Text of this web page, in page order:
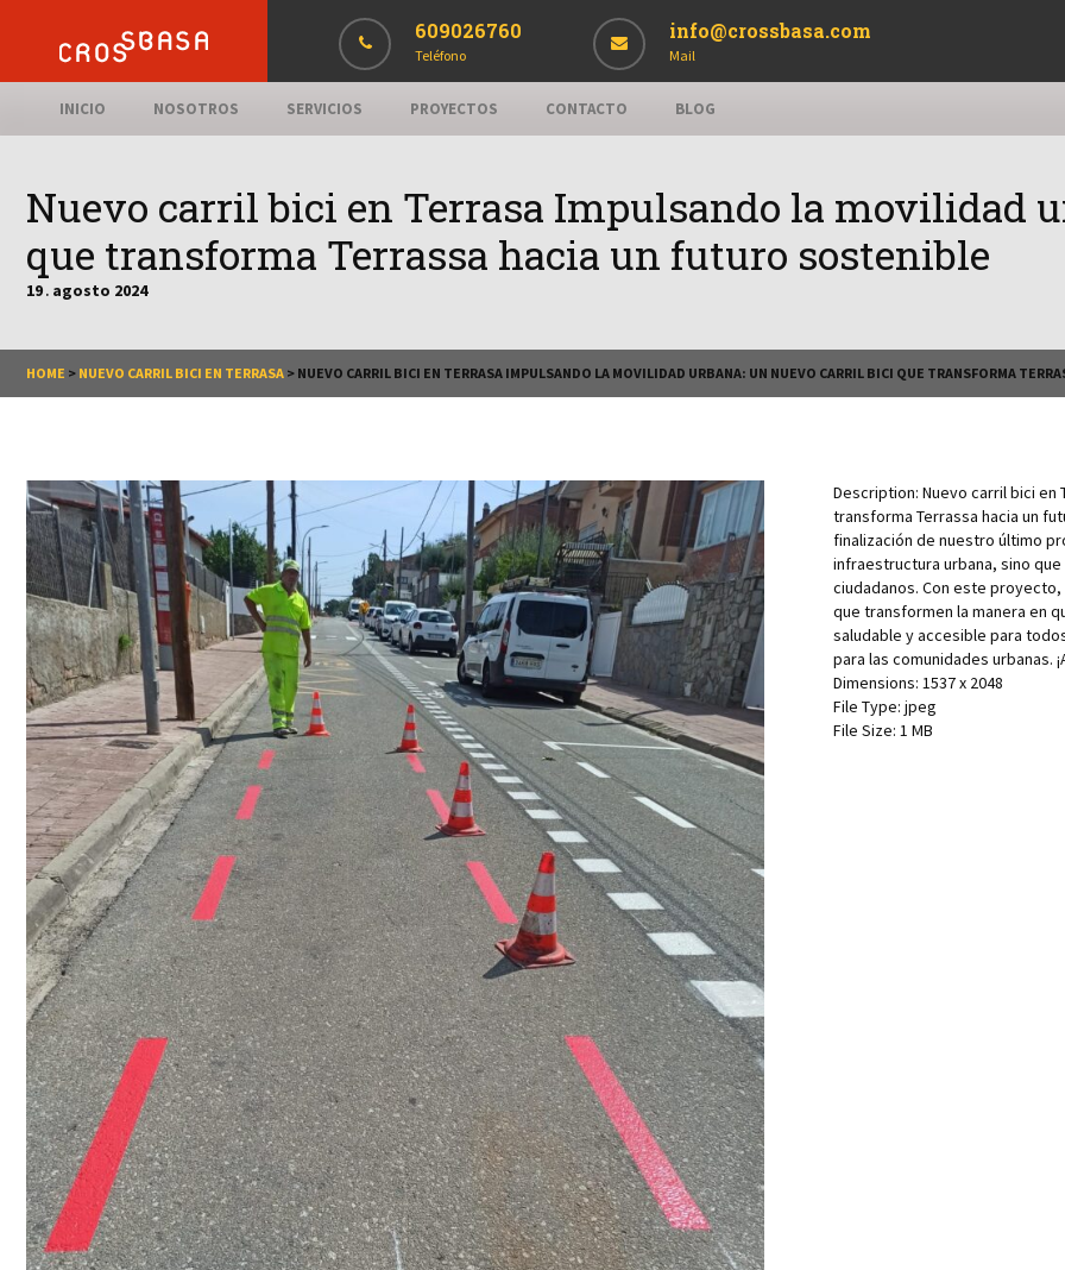
609026760
Teléfono
info@crossbasa.com
Mail
INICIO NOSOTROS SERVICIOS PROYECTOS CONTACTO BLOG
Nuevo carril bici en Terrasa Impulsando la movilidad
que transforma Terrassa hacia un futuro sostenible
19 . agosto 2024
HOME > NUEVO CARRIL BICI EN TERRASA > NUEVO CARRIL BICI EN TERRASA IMPULSANDO LA MOVILIDAD URBANA: UN NUEVO CARRIL BICI QUE TRANSFORMA
Description: Nuevo carril bici en
transforma Terrassa hacia un
finalización de nuestro último
infraestructura urbana, sino
ciudadanos. Con este
que transformen la manera en
saludable y accesible para
para las comunidades urbanas.
Dimensions: 1537 x 2048
File Type: jpeg
File Size: 1 MB